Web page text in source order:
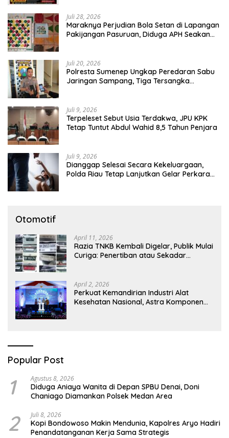
Juli 28, 2026
Maraknya Perjudian Bola Setan di Lapangan
Pakijangan Pasuruan, Diduga APH Seakan
Juli 20, 2026
Polresta Sumenep Ungkap Peredaran Sabu
Jaringan Sampang, Tiga Tersangka
Juli 9, 2026
Terpeleset Sebut Usia Terdakwa, JPU KPK
Tetap Tuntut Abdul Wahid 8,5 Tahun Penjara
Juli 9, 2026
Dianggap Selesai Secara Kekeluargaan,
Polda Riau Tetap Lanjutkan Gelar Perkara
Otomotif
April 11, 2026
Razia TNKB Kembali Digelar, Publik Mulai
Curiga: Penertiban atau Sekadar
April 2, 2026
Perkuat Kemandirian Industri Alat
Kesehatan Nasional, Astra Komponen
Popular Post
1 Agustus 8, 2026
Diduga Aniaya Wanita di Depan SPBU Denai, Doni
Chaniago Diamankan Polsek Medan Area
2 Juli 8, 2026
Kopi Bondowoso Makin Mendunia, Kapolres Aryo Hadiri
Penandatanganan Kerja Sama Strategis